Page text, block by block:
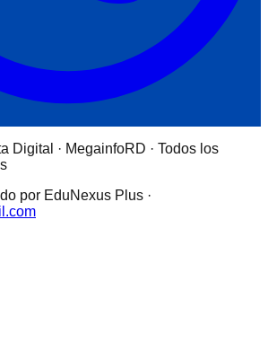
Digital · MegainfoRD · Todos los
por EduNexus Plus ·